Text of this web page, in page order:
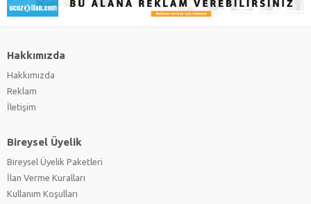
Hakkımızda
Hakkımızda
Reklam
İletişim
Bireysel Üyelik
Bireysel Üyelik Paketleri
İlan Verme Kuralları
Kullanım Koşulları